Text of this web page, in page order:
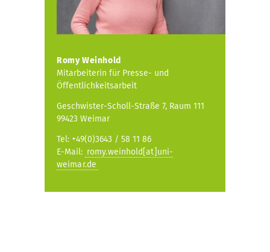
Romy Weinhold
Mitarbeiterin für Presse- und
Öffentlichkeitsarbeit
Geschwister-Scholl-Straße 7, Raum 111
99423 Weimar
Tel: +49(0)3643 / 58 11 86
E-Mail: romy.weinhold[at]uni-
weimar.de